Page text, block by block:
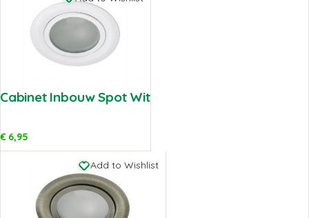
Cabinet Inbouw Spot Wit
€6,95
Add to Wishlist